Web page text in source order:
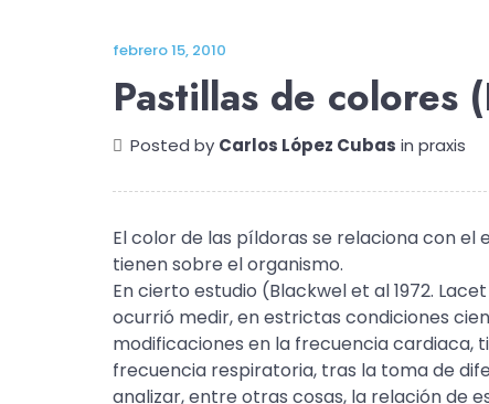
febrero 15, 2010
Pastillas de colores
Posted by Carlos López Cubas in praxis
El color de las píldoras se relaciona con el
tienen sobre el organismo.
En cierto estudio (Blackwel et al 1972. Lacet
ocurrió medir, en estrictas condiciones
modificaciones en la frecuencia cardiaca,
frecuencia respiratoria, tras la toma de
analizar, entre otras cosas, la relación de